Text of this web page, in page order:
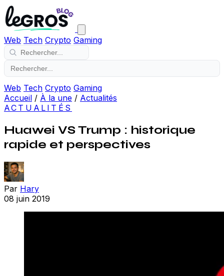
Web Tech Crypto Gaming
Web Tech Crypto Gaming
Accueil / À la une / Actualités
ACTUALITÉS
Huawei VS Trump : historique
rapide et perspectives
Par Hary
08 juin 2019